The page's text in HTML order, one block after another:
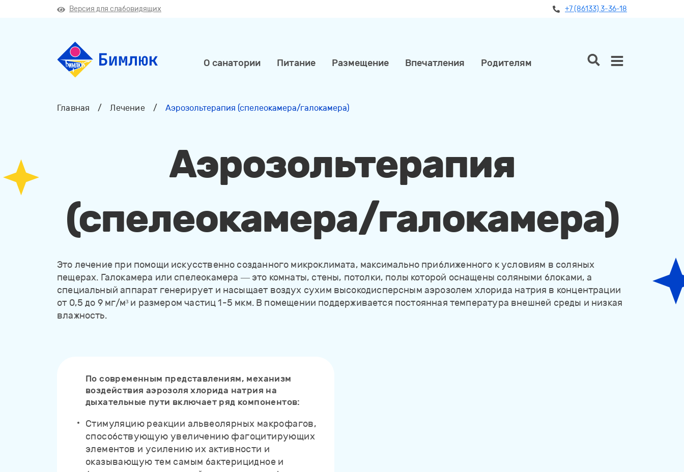
Версия для слабовидящих +7 (86133) 3-36-18
О санатории Питание Размещение Впечатления Родителям
Главная /Лечение/ Аэрозольтерапия (спелеокамера/галокамера)
Аэрозольтерапия
(спелеокамера/галокамера)
Это лечение при помощи искусственно созданного микроклимата, максимально приближенного к условиям в соляных
пещерах. Галокамера или спелеокамера — это комнаты, стены, потолки, полы которой оснащены соляными блоками, а
специальный аппарат генерирует и насыщает воздух сухим высокодисперсным аэрозолем хлорида натрия в концентрации
от 0,5 до 9 мг/м³ и размером частиц 1-5 мкм. В помещении поддерживается постоянная температура внешней среды и низкая
влажность.
По современным представлениям, механизм
воздействия аэрозоля хлорида натрия на
дыхательные пути включает ряд компонентов:
Стимуляцию реакции альвеолярных макрофагов,
способствующую увеличению фагоцитирующих
элементов и усилению их активности и
оказывающую тем самым бактерицидное и